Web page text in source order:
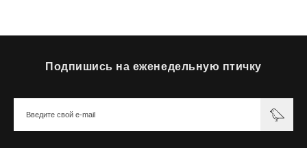
Подпишись на еженедельную птичку